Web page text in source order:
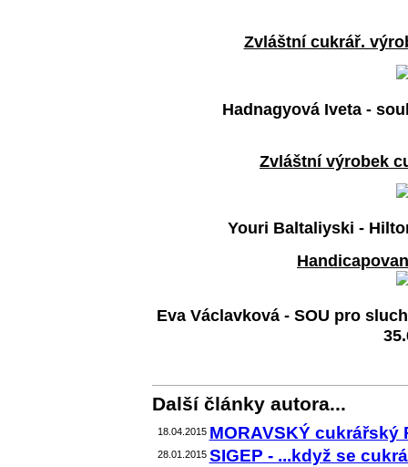
Zvláštní cukrář.
Hadnagyová Iveta -
Zvláštní výrobek
Youri Baltaliyski -
Eva Václavková - SOU pro
Další články autora...
18.04.2015 MORAVSKÝ cukrářský
28.01.2015 SIGEP - ...když se